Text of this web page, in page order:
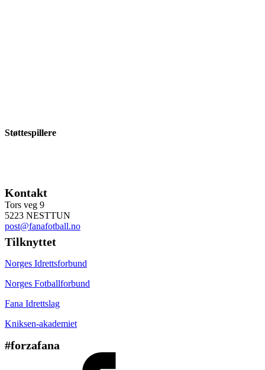
Støttespillere
Kontakt
Tors veg 9
5223 NESTTUN
post@fanafotball.no
Tilknyttet
Norges Idrettsforbund
Norges Fotballforbund
Fana Idrettslag
Kniksen-akademiet
#forzafana